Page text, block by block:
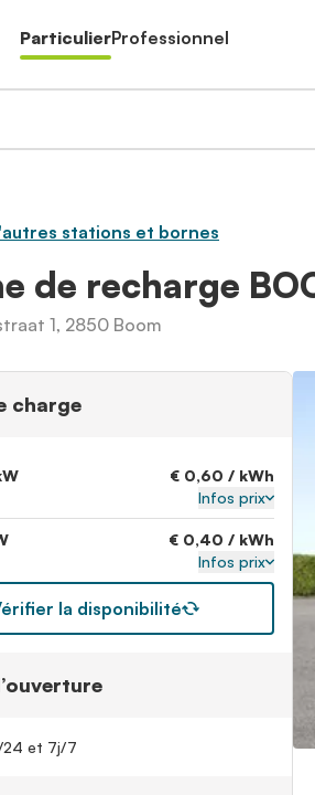
ParticulierProfessionnel
stations et bornes
de recharge
1, 2850 Boom
charge
€ 0,60 / kWh
Infos prix
€ 0,40 / kWh
Infos prix
la disponibilité
24 et 7j/7